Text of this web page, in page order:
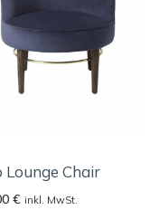
Lounge Chair
€ inkl. MwSt.